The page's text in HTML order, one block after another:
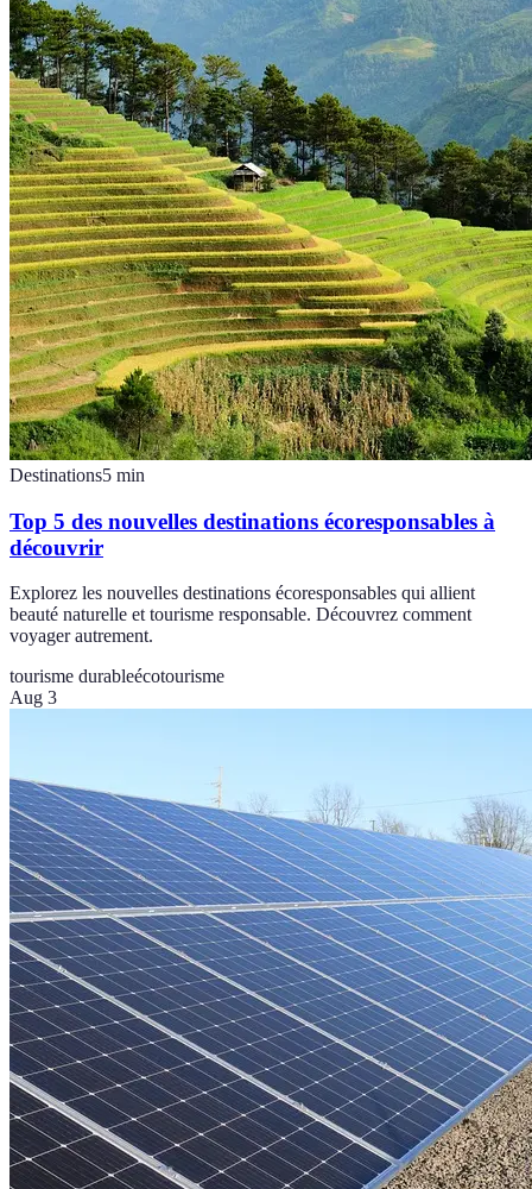
Destinations5 min
Top 5 des nouvelles destinations écoresponsables à
découvrir
Explorez les nouvelles destinations écoresponsables qui allient
beauté naturelle et tourisme responsable. Découvrez comment
voyager autrement.
tourisme durableécotourisme
Aug 3